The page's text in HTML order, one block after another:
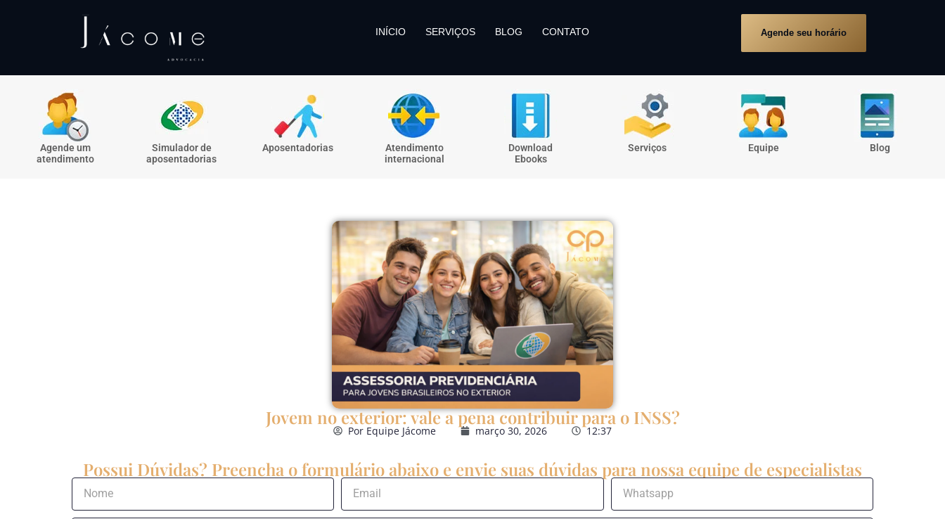
INÍCIO SERVIÇOS BLOG CONTATO Agende seu horário
Agende um
atendimento
Simulador de
aposentadorias
Aposentadorias
Atendimento
internacional
Download
Ebooks
Serviços Equipe Blog
Jovem no exterior: vale a pena contribuir para o INSS?
Por Equipe Jácome março 30, 2026 12:37
Possui Dúvidas? Preencha o formulário abaixo e envie suas dúvidas para nossa equipe de especialistas